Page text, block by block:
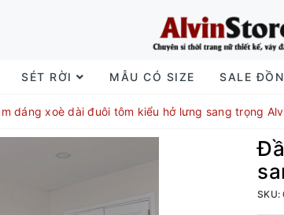
SÉT RỜI MẪU CÓ SIZE SALE
dáng xoè dài đuôi tôm kiểu hở lưng sang trọng
SKU: